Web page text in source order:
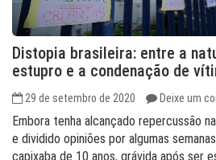
Distopia brasileira: entre a
estupro e a condenação de
29 de setembro de 2020 Deixe um
Embora tenha alcançado repercussão
e dividido opiniões por algumas
capixaba de 10 anos, grávida após ser